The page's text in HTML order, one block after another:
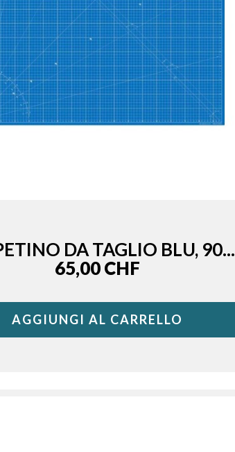
DA TAGLIO BLU, 90...
Price
65,00 CHF
AGGIUNGI AL CARRELLO